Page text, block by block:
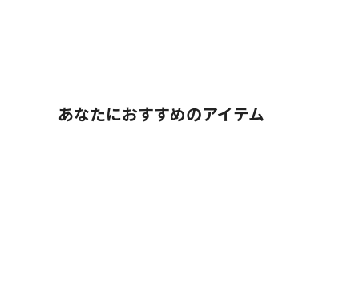
あなたにおすすめのアイテム